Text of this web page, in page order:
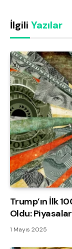
İlgili Yazılar
Trump’ın İlk
Oldu:
1 Mayıs 2025